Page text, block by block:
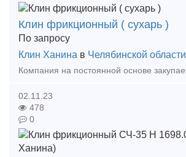
Клин фрикционный ( сухарь )
По запросу
Клин Ханина в Челябинской области
02.11.23
478
0